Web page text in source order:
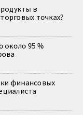
в
точках?
около 95 %
финансовых